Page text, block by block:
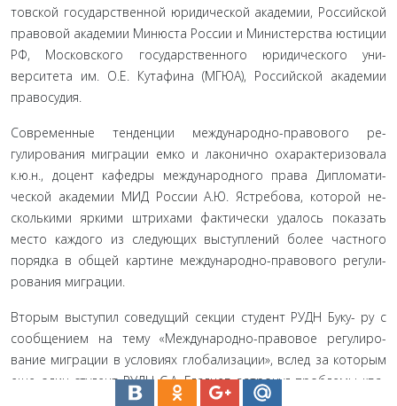
товской государственной юридической академии, Российской
правовой академии Минюста России и Министерства юсти­ции
РФ, Московского государственного юридического уни­
верситета им. О.Е. Кутафина (МГЮА), Российской академии
правосудия.
Современные тенденции международно-правового ре­
гулирования миграции емко и лаконично охарактеризовала
к.ю.н., доцент кафедры международного права Дипломати­
ческой академии МИД России А.Ю. Ястребова, которой не­
сколькими яркими штрихами фактически удалось показать
место каждого из следующих выступлений более частного
порядка в общей картине международно-правового регули­
рования миграции.
Вторым выступил соведущий секции студент РУДН Буку- ру с
сообщением на тему «Международно-правовое регулиро­
вание миграции в условиях глобализации», вслед за которым
еще один студент РУДН С.А. Гладнев затронул проблемы ква­
лификации общих пределов толкования принципа невысыл- ки